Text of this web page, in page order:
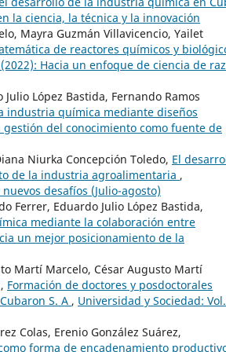
la ciencia, la técnica y la innovación
Mayra Guzmán Villavicencio, Yailet
de reactores químicos y
Hacia un enfoque de ciencia de
López Bastida, Fernando Ramos
industria química mediante diseños
gestión del conocimiento como fuente de
Niurka Concepción Toledo, El
de la industria agroalimentaria ,
desafíos (Julio-agosto)
Ferrer, Eduardo Julio López Bastida,
mediante la colaboración entre
un mejor posicionamiento de la
Martí Marcelo, César Augusto Martí
Formación de doctores y posdoctorales
S. A , Universidad y Sociedad:
Colas, Erenio González Suárez,
forma de encadenamiento